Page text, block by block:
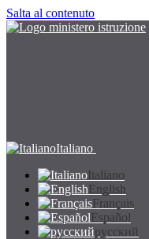
Salta al contenuto
Italiano
Italiano
English
Français
Español
русский